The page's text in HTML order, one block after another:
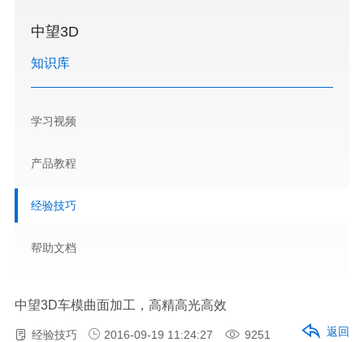
中望3D
知识库
学习视频
产品教程
经验技巧
帮助文档
中望3D车模曲面加工，高精高光高效
经验技巧 2016-09-19 11:24:27 9251 返回